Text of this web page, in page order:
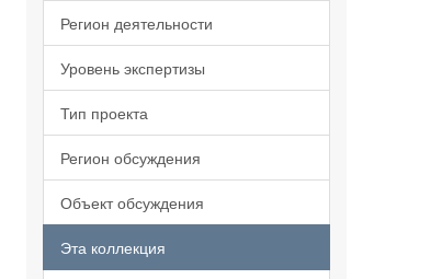
Регион деятельности
Уровень экспертизы
Тип проекта
Регион обсуждения
Объект обсуждения
Эта коллекция